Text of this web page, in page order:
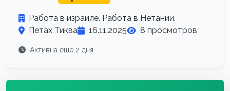
Работа в израиле. Работа в Нетании.
Петах Тиква
16.11.2025 8 просмотров
Активна ещё 2 дня